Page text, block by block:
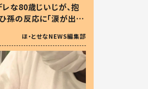
な80歳じいじが、抱
孫の反応に「涙が出ま
仕方ない」
ほ・とせなNEWS編集部